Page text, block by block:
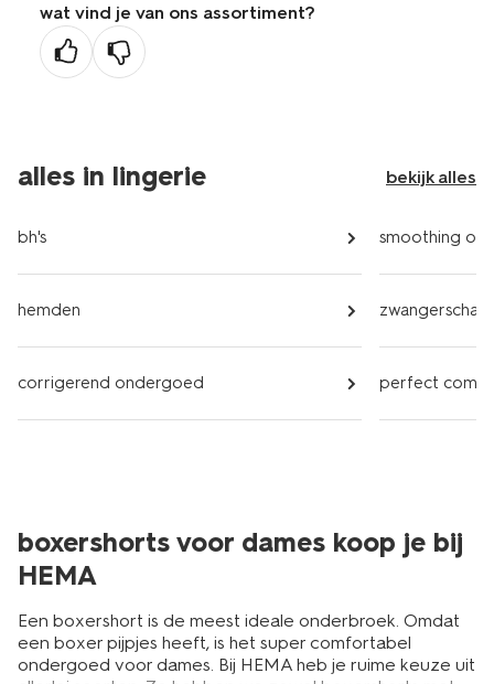
wat vind je van ons assortiment?
alles in lingerie bekijk alles
bh's
hemden
corrigerend ondergoed
smoothing
perfect
boxershorts voor dames koop je bij
HEMA
Een boxershort is de meest ideale onderbroek. Omdat
een boxer pijpjes heeft, is het super comfortabel
ondergoed voor dames. Bij HEMA heb je ruime keuze uit